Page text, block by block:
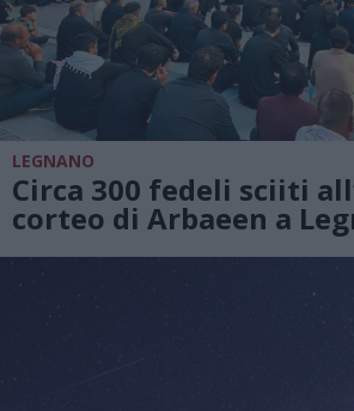
LEGNANO
Circa 300 fedeli sciiti
corteo di Arbaeen a